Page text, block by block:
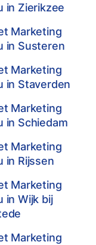
in Zierikzee
Marketing
in Susteren
Marketing
in Staverden
Marketing
in Schiedam
Marketing
in Rijssen
Marketing
in Wijk bij
Marketing